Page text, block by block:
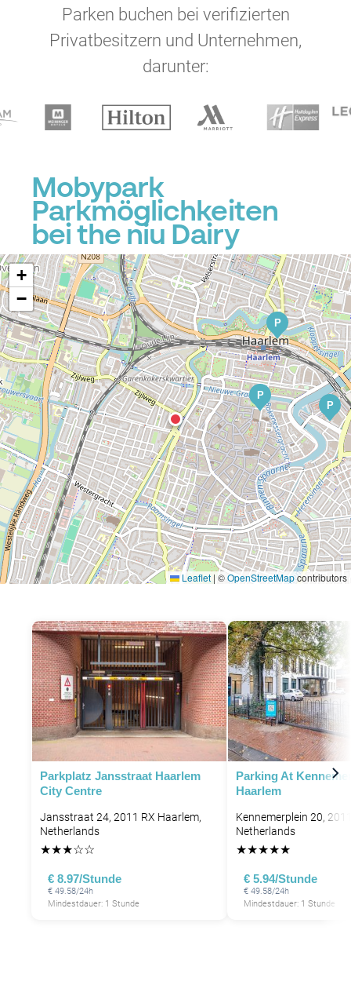
Parken buchen bei verifizierten
Privatbesitzern und Unternehmen,
darunter:
Mobypark
Parkmöglichkeiten
bei the niu Dairy
P
P
P
+
−
Leaflet | ©OpenStreetMapcontributors
Parkplatz Jansstraat Haarlem
City Centre
Jansstraat 24, 2011 RX Haarlem,
Netherlands
★★★☆☆
€ 8.97/Stunde
€ 49.58/24h
Mindestdauer: 1 Stunde
Parking At
Haarlem
Kennemerplein 20,
Netherlands
★★★★★
€ 5.94/Stunde
€ 49.58/24h
Mindestdauer: 1 Stunde